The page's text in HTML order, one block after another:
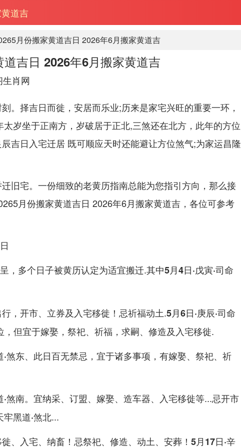
道吉
月份搬家黄道吉日 2026年6月搬家黄道吉
吉日 2026年6月搬家黄道吉
肖网
。择吉日而徙，安居而乐业;历来是家宅兴旺的重要一环，
岁坐于正南方，岁破居于正北,三煞还在北方，此年的方位
吉日入宅迁居 既可顺应天时还能避让方位煞气;为家运昌隆
旧宅。一份细致的老黄历指南总能为您指引方向，那么接
月份搬家黄道吉日 2026年6月搬家黄道吉，各位可参考
，多个日子被黄历认定为适宜搬迁.其中5月4日·戊寅·司命
，开市、立券及入宅移徙！忌祈福动土.5月6日·庚辰·司命
，但宜于嫁娶，祭祀、祈福，求嗣、修造及入宅移徙.
·煞东、此日百无禁忌，宜于诸多事项，有嫁娶、祭祀、祈
·煞南。宜纳采、订盟、嫁娶、造车器、入宅移徙等...忌开市
牢黑道·煞北...
、入宅、纳畜！忌祭祀、修造、动土、安葬！ 5月17日·辛